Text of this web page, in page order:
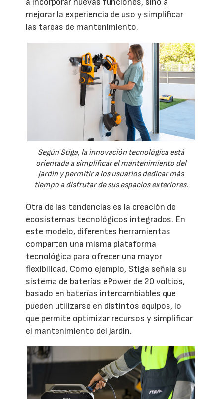
mejorar la experiencia de uso y simplificar
las tareas de mantenimiento.
Según Stiga, la innovación tecnológica está
orientada a simplificar el mantenimiento del
jardín y permitir a los usuarios dedicar más
tiempo a disfrutar de sus espacios exteriores.
Otra de las tendencias es la creación de
ecosistemas tecnológicos integrados. En
este modelo, diferentes herramientas
comparten una misma plataforma
tecnológica para ofrecer una mayor
flexibilidad. Como ejemplo, Stiga señala su
sistema de baterías ePower de 20 voltios,
basado en baterías intercambiables que
pueden utilizarse en distintos equipos, lo
que permite optimizar recursos y simplificar
el mantenimiento del jardín.